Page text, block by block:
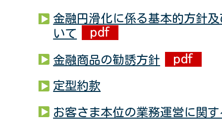
金融円滑化に係る基本的方針
いて
金融商品の勧誘方針
定型約款
お客さま本位の業務運営に関